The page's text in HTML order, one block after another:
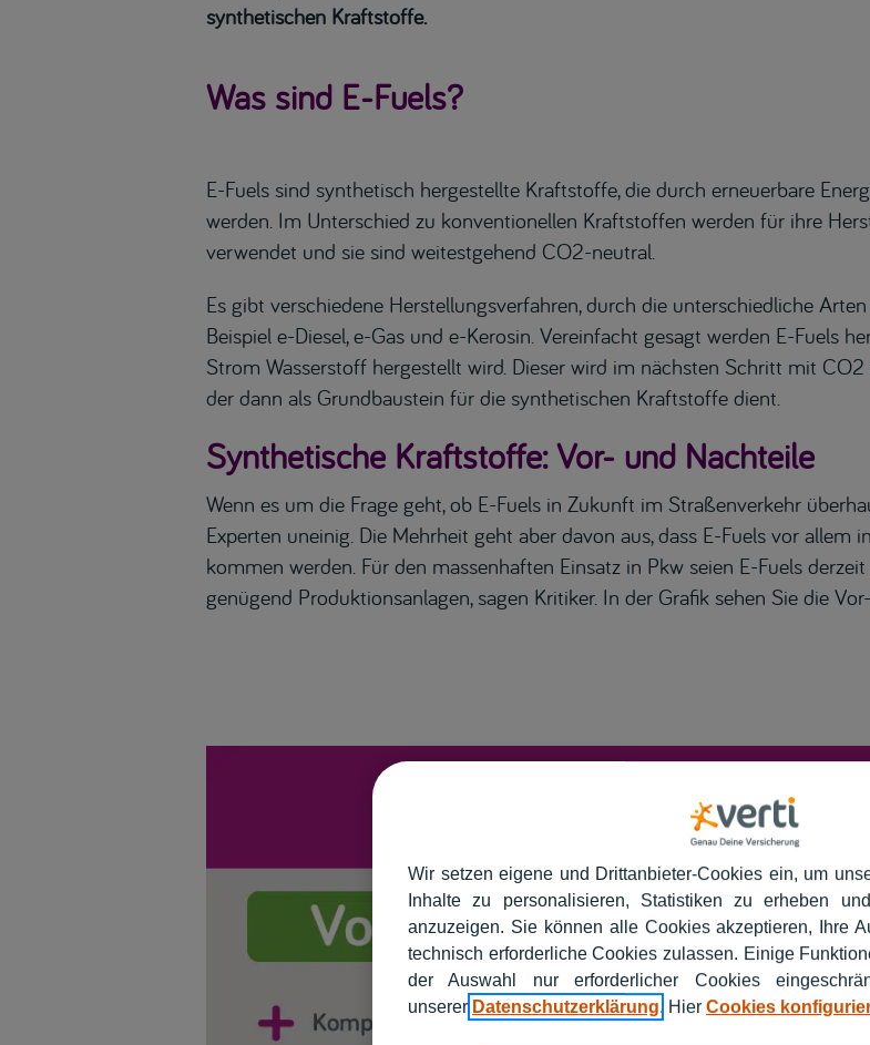
synthetischen Kraftstoffe.
Was sind E-Fuels?
E-Fuels sind synthetisch hergestellte Kraftstoffe, die durch erneuerbare
werden. Im Unterschied zu konventionellen Kraftstoffen werden für ihre
verwendet und sie sind weitestgehend CO2-neutral.
Es gibt verschiedene Herstellungsverfahren, durch die unterschiedliche
Beispiel e-Diesel, e-Gas und e-Kerosin. Vereinfacht gesagt werden E-Fuels
Strom Wasserstoff hergestellt wird. Dieser wird im nächsten Schritt mit
der dann als Grundbaustein für die synthetischen Kraftstoffe dient.
Synthetische Kraftstoffe: Vor- und Nachteile
Wenn es um die Frage geht, ob E-Fuels in Zukunft im Straßenverkehr
Experten uneinig. Die Mehrheit geht aber davon aus, dass E-Fuels vor
kommen werden. Für den massenhaften Einsatz in Pkw seien E-Fuels
genügend Produktionsanlagen, sagen Kritiker. In der Grafik sehen Sie die
Wir setzen eigene und Drittanbieter-Cookies ein, um
Inhalte zu personalisieren, Statistiken zu erheben
anzuzeigen. Sie können alle Cookies akzeptieren, Ihre
technisch erforderliche Cookies zulassen. Einige
der Auswahl nur erforderlicher Cookies
unserer Datenschutzerklärung. Hier Cookies